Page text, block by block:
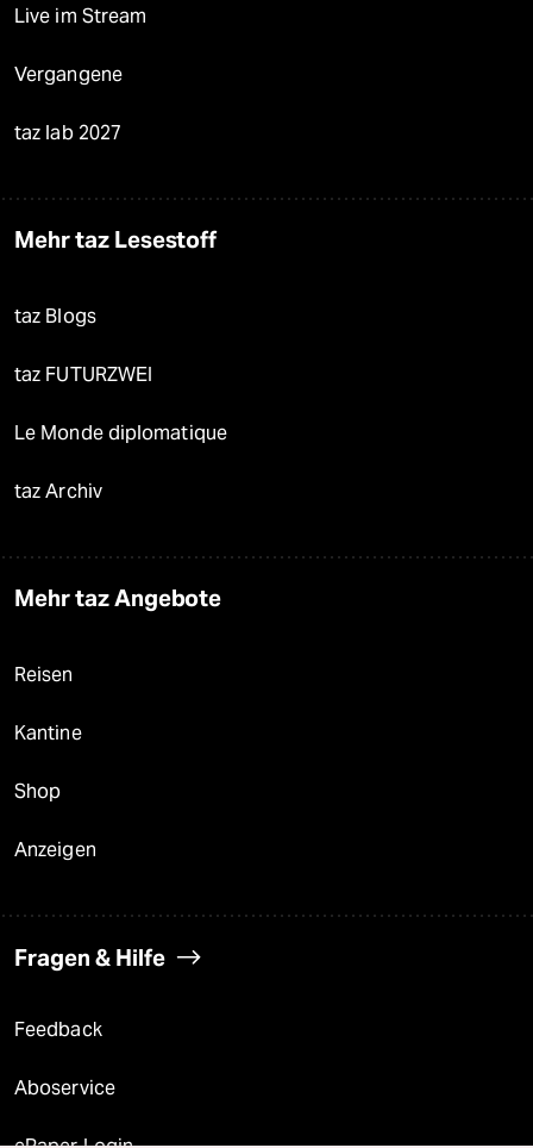
Live im Stream
Vergangene
taz lab 2027
Mehr taz Lesestoff
taz Blogs
taz FUTURZWEI
Le Monde diplomatique
taz Archiv
Mehr taz Angebote
Reisen
Kantine
Shop
Anzeigen
Fragen & Hilfe
Feedback
Aboservice